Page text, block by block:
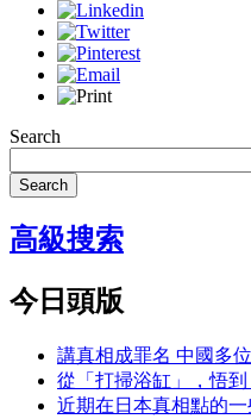
Search
Search
高級搜索
今日頭版
講真相成罪名 中國多
從「打掃浴缸」，悟到
近期在日本真相點的一